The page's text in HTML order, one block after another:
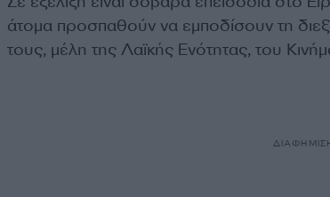
άτομα προσπαθούν να εμποδίσουν τη
τους, μέλη της Λαϊκής Ενότητας, του